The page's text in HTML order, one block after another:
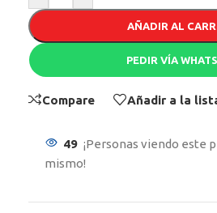
AÑADIR AL
PEDIR VÍA
Compare Añadir a la
49 ¡Personas viendo este
mismo!